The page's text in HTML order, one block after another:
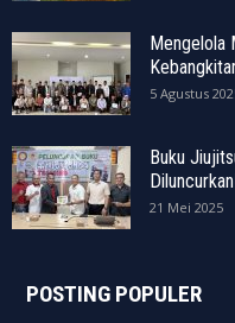
Mengelola
5 Agustus
Buku
21 Mei 2025
POSTING POPULER